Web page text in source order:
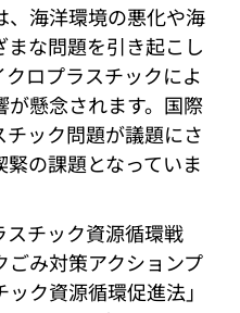
、海洋環境の悪化や海
な問題を引き起こし
ロプラスチックによ
が懸念されます。国際
ック問題が議題にさ
の課題となっていま
スチック資源循環戦
み対策アクションプ
ク資源循環促進法」